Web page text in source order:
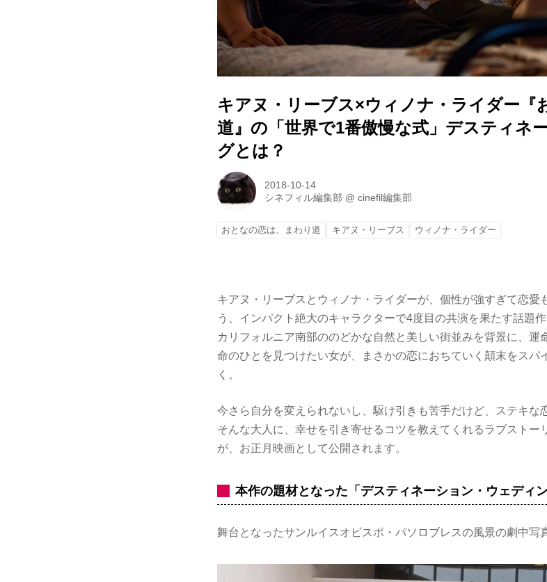
キアヌ・リーブス×ウィノナ・ライダー『
道』の「世界で1番傲慢な式」デスティネ
グとは？
2018-10-14
シネフィル編集部 @cinefil編集部
おとなの恋は、まわり道 キアヌ・リーブス ウィノナ・ライダー
キアヌ・リーブスとウィノナ・ライダーが、個性が強すぎて恋愛
う、インパクト絶大のキャラクターで4度目の共演を果たす話題
カリフォルニア南部ののどかな自然と美しい街並みを背景に、運
命のひとを見つけたい女が、まさかの恋におちていく顛末をスパ
く。
今さら自分を変えられないし、駆け引きも苦手だけど、ステキな
そんな大人に、幸せを引き寄せるコツを教えてくれるラブストー
が、お正月映画として公開されます。
本作の題材となった「デスティネーション・ウェディ
舞台となったサンルイスオビスポ・パソロブレスの風景の劇中写